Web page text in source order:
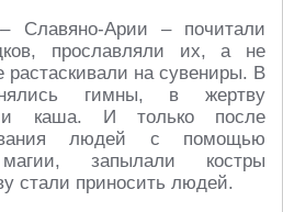
Славяно-Арии – почитали
прославляли их, а не
растаскивали на сувениры. В
гимны, в жертву
и каша. И только после
людей с помощью
запылали костры
стали приносить людей.